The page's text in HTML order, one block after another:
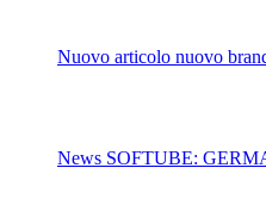
Nuovo articolo nuovo
News